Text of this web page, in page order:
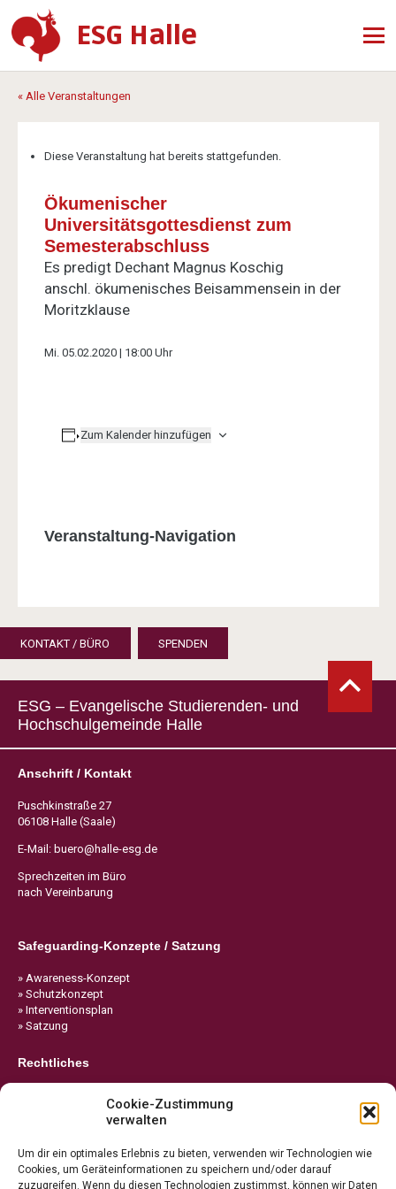
Cookie-Zustimmung
verwalten
Um dir ein optimales Erlebnis zu bieten, verwenden wir Technologien wie
Cookies, um Geräteinformationen zu speichern und/oder darauf
zuzugreifen. Wenn du diesen Technologien zustimmst, können wir Daten
ESG Halle
« Alle Veranstaltungen
Diese Veranstaltung hat bereits stattgefunden.
Ökumenischer
Universitätsgottesdienst zum
Semesterabschluss
Es predigt Dechant Magnus Koschig
anschl. ökumenisches Beisammensein in der
Moritzklause
Mi. 05.02.2020 | 18:00 Uhr
Zum Kalender hinzufügen
Veranstaltung-Navigation
KONTAKT / BÜRO SPENDEN
ESG – Evangelische Studierenden- und
Hochschulgemeinde Halle
Anschrift / Kontakt
Puschkinstraße 27
06108 Halle (Saale)
E-Mail: buero@halle-esg.de
Sprechzeiten im Büro
nach Vereinbarung
Safeguarding-Konzepte / Satzung
» Awareness-Konzept
» Schutzkonzept
» Interventionsplan
» Satzung
Rechtliches
» Cookie-Richtlinie